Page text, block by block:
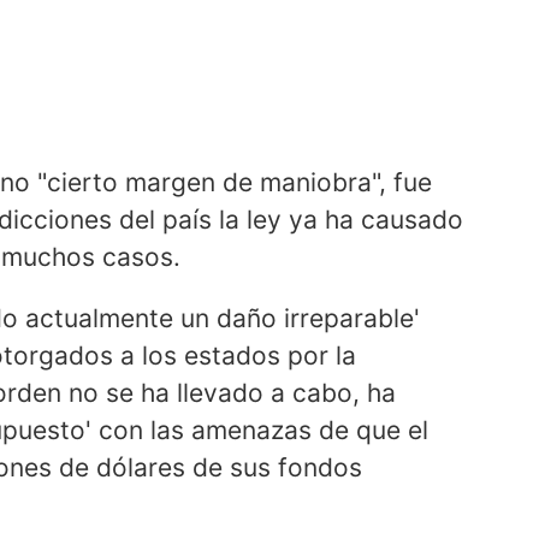
"cierto margen de maniobra", fue
del país la ley ya ha causado
casos.
actualmente un daño irreparable'
a los estados por la
no se ha llevado a cabo, ha
con las amenazas de que el
de dólares de sus fondos